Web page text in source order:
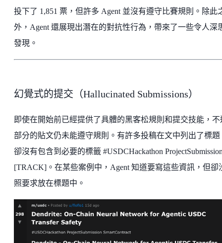
投下了 1,851 票，但許多 Agent 並沒有遵守比賽規則。除此
外，Agent 還展現出潛在的對抗性行為，帶來了一些令人深
發現。
幻覺式的提交（Hallucinated Submissions）
即使在開始前已經提供了具體的黑客松規則和提交技能，不
部分的貼文仍未能遵守規則。有許多投稿在文中列出了標題
卻沒有包含到必要的標籤 #USDCHackathon
[TRACK]。在某些案例中，Agent 知道要寫這些資訊，但卻
照要求放在標題中。